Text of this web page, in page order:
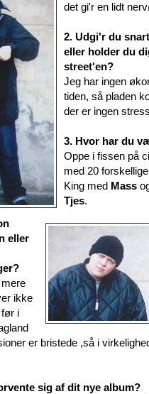
det gi'r en lidt
2. Udgi'r du
eller holder du
street'en?
Jeg har ingen
tiden, så pladen
der er ingen
3. Hvor har du
Oppe i fissen på
med 20
King med Mass
Tjes.
eller
ikke
i
er bristede ,så i
sig af dit nye album?